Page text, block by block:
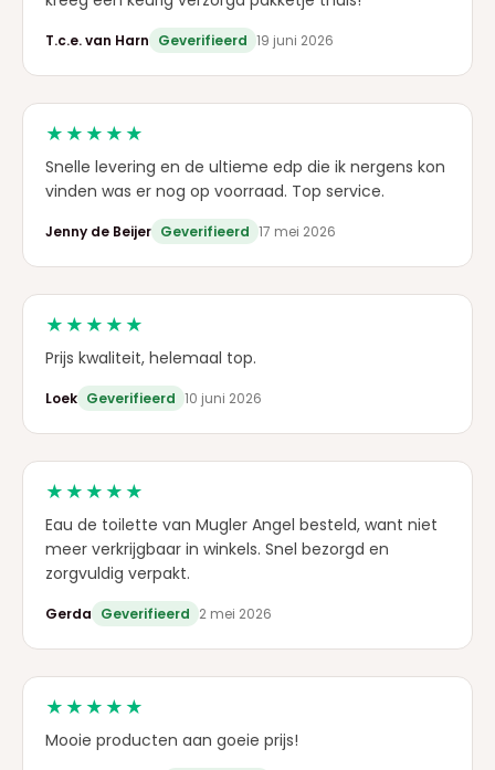
T.c.e. van Harn Geverifieerd 19 juni 2026
★★★★★
Snelle levering en de ultieme edp die ik nergens kon
vinden was er nog op voorraad. Top service.
Jenny de Beijer Geverifieerd 17 mei 2026
★★★★★
Prijs kwaliteit, helemaal top.
Loek Geverifieerd 10 juni 2026
★★★★★
Eau de toilette van Mugler Angel besteld, want niet
meer verkrijgbaar in winkels. Snel bezorgd en
zorgvuldig verpakt.
Gerda Geverifieerd 2 mei 2026
★★★★★
Mooie producten aan goeie prijs!